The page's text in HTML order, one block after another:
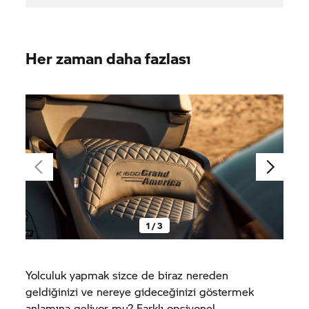
Her zaman daha fazlası
1 / 3
Yolculuk yapmak sizce de biraz nereden
geldiğinizi ve nereye gideceğinizi göstermek